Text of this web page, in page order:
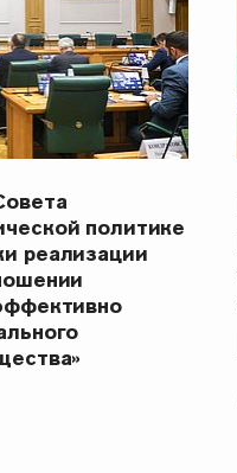
политике
реализации